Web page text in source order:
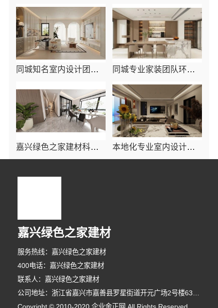
同城知名室内设计团队高端，嘉兴绿色之家建材科技打造品质家园 同城专业家装团队环保 - 嘉兴绿色之家建材科技有限公司
嘉兴绿色之家建材科技有限公司，本地知名房屋装修服务环保 本地化专业室内设计团队省心：嘉兴绿色之家建材科技有限公司一站式服务
嘉兴绿色之家建材
服务热线：嘉兴绿色之家建材
400电话：嘉兴绿色之家建材
联系人：嘉兴绿色之家建材